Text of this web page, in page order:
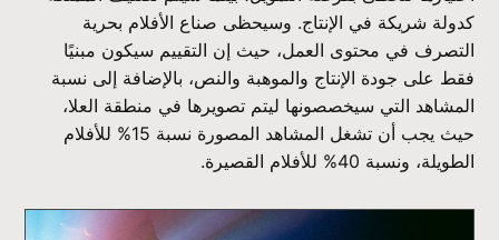
كدولة شريكة في الإنتاج. وسيحظى صناع الأفلام بحرية
التصرف في محتوى العمل، حيث إن التقييم سيكون مبنيًا
فقط على جودة الإنتاج والموهبة والنص، بالإضافة إلى نسبة
المشاهد التي سيخصصونها ليتم تصويرها في منطقة العلا،
حيث يجب أن تشغل المشاهد المصورة نسبة 15% للأفلام
الطويلة، ونسبة 40% للأفلام القصيرة.